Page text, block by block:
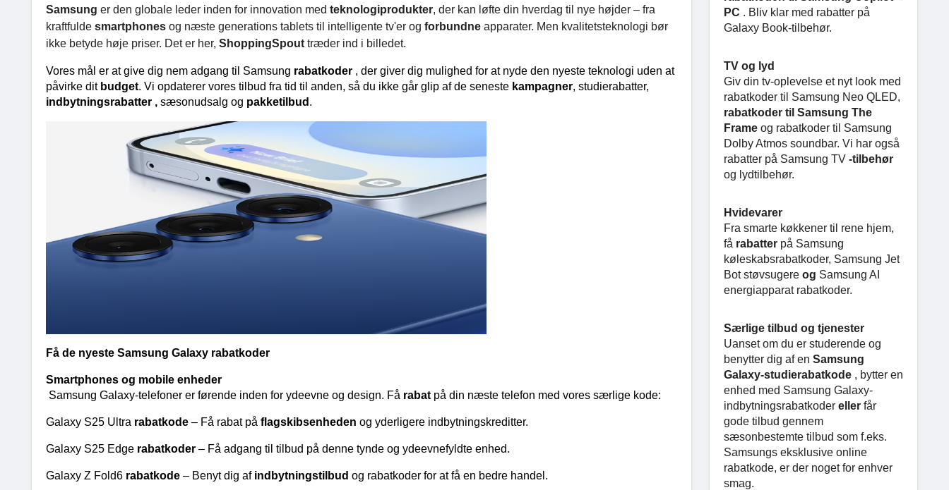
Samsung er den globale leder inden for innovation med teknologiprodukter, der kan løfte din hverdag til nye højder – fra
kraftfulde smartphones og næste generations tablets til intelligente tv'er og forbundne apparater. Men kvalitetsteknologi bør
ikke betyde høje priser. Det er her, ShoppingSpout træder ind i billedet.
Vores mål er at give dig nem adgang til Samsung rabatkoder , der giver dig mulighed for at nyde den nyeste teknologi uden at
påvirke dit budget. Vi opdaterer vores tilbud fra tid til anden, så du ikke går glip af de seneste kampagner
indbytningsrabatter , sæsonudsalg og pakketilbud .
Få de nyeste Samsung Galaxy rabatkoder
Smartphones og mobile enheder
Samsung Galaxy-telefoner er førende inden for ydeevne og design. Få rabat på din næste telefon med vores særlige kode:
Galaxy S25 Ultra rabatkode – Få rabat på flagskibsenheden og yderligere indbytningskreditter.
Galaxy S25 Edge rabatkoder – Få adgang til tilbud på denne tynde og ydeevnefyldte enhed.
Galaxy Z Fold6 rabatkode – Benyt dig af indbytningstilbud og rabatkoder for at få en bedre handel.
PC . Bliv klar med rabatter på
Galaxy Book-tilbehør.
TV og lyd
Giv din tv-oplevelse et nyt look med
rabatkoder til Samsung Neo QLED,
rabatkoder til Samsung The
Frame og rabatkoder til Samsung
Dolby Atmos soundbar. Vi har også
rabatter på Samsung TV -tilbehør
og lydtilbehør.
Hvidevarer
Fra smarte køkkener til rene hjem,
få rabatter på Samsung
køleskabsrabatkoder, Samsung Jet
Bot støvsugere og Samsung AI
energiapparat rabatkoder.
Særlige tilbud og tjenester
Uanset om du er studerende og
benytter dig af en Samsung
Galaxy-studierabatkode , bytter en
enhed med Samsung Galaxy-
indbytningsrabatkoder eller får
gode tilbud gennem
sæsonbestemte tilbud som f.eks.
Samsungs eksklusive online
rabatkode, er der noget for enhver
smag.